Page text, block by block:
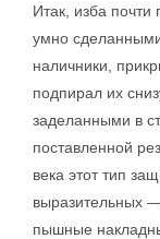
Итак, изба
умно
наличники,
подпирал их
заделанными в
поставленной
века этот тип
выразительных
пышные